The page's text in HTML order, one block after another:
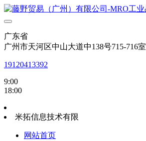
广东省
广州市天河区中山大道中138号715-716室
19120413392
9:00
18:00
米拓信息技术有限
网站首页